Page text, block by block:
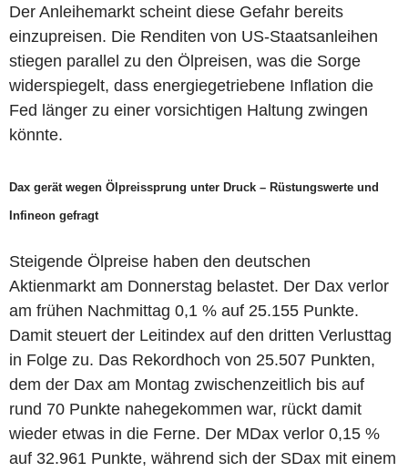
Der Anleihemarkt scheint diese Gefahr bereits
einzupreisen. Die Renditen von US-Staatsanleihen
stiegen parallel zu den Ölpreisen, was die Sorge
widerspiegelt, dass energiegetriebene Inflation die
Fed länger zu einer vorsichtigen Haltung zwingen
könnte.
Dax gerät wegen Ölpreissprung unter Druck – Rüstungswerte und
Infineon gefragt
Steigende Ölpreise haben den deutschen
Aktienmarkt am Donnerstag belastet. Der Dax verlor
am frühen Nachmittag 0,1 % auf 25.155 Punkte.
Damit steuert der Leitindex auf den dritten Verlusttag
in Folge zu. Das Rekordhoch von 25.507 Punkten,
dem der Dax am Montag zwischenzeitlich bis auf
rund 70 Punkte nahegekommen war, rückt damit
wieder etwas in die Ferne. Der MDax verlor 0,15 %
auf 32.961 Punkte, während sich der SDax mit einem